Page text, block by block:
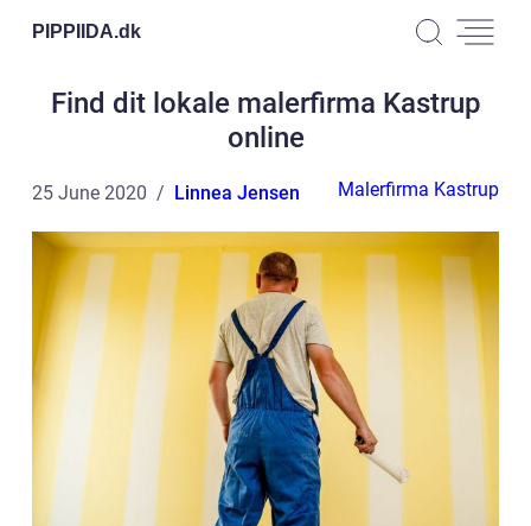
PIPPIIDA.dk
Find dit lokale malerfirma Kastrup
online
25 June 2020 Linnea Jensen Malerfirma Kastrup